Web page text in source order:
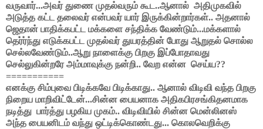
வருவார்...அவர் துணை முதல்வரும் கூட..ஆனால் அதிமுகவில்
அடுத்த கட்ட தலைவர் என்பவர் யார் இருக்கின்றார்கள்.. அதனால்
ஜெதான் பாதிக்கபட்ட மக்களை சந்திக்க வேண்டும்...மக்களால்
தெர்ர்ந்து எடுக்கபட்ட முதல்வர் துயரத்தின் போது ஆறுதல் சொல்ல
செல்லவேண்டும்..ஆறு நாளைக்கு பிறகு இப்போதாவது
செல்லுகின்றரே அம்மாவுக்கு நன்றி.. வேற என்ன செய்ய??
===========
எனக்கு சிம்புவை பிடிக்கவே பிடிக்காது.. ஆனால் விடிவி வந்த பிறகு
நிறைய மாறிவிட்டேன்...சின்ன பையனாக அதிகபிரசங்கிதனமாக
நடித்து பார்த்து பழகிய முகம்.. விடிவியில் சின்ன மென்லினஸ்
அந்த பையனிடம் வந்து ஒட்டிக்கொண்டது... கொலவெறிக்கு